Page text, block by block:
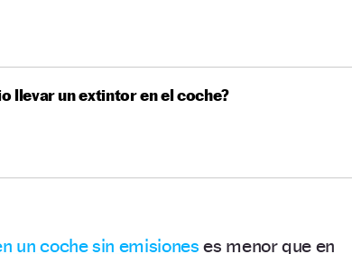
llevar un extintor en el coche?
un coche sin emisiones es menor que en